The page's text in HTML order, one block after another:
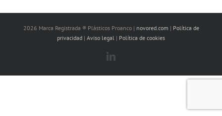
2026 Marca Registrada ® Plásticos Proanco | novored.com | Política de
privacidad | Aviso legal | Política de cookies
LinkedIn